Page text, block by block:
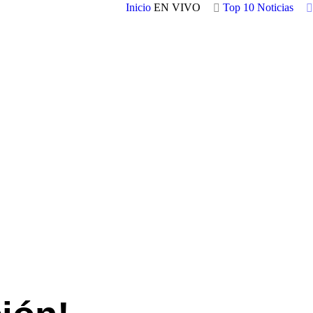
Inicio EN VIVO Top 10 Noticias